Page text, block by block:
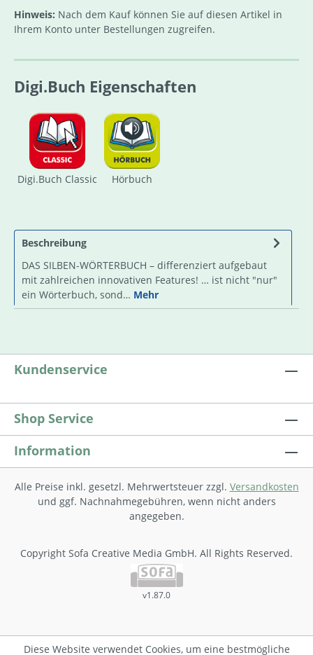
Hinweis: Nach dem Kauf können Sie auf diesen Artikel in
Ihrem Konto unter Bestellungen zugreifen.
Digi.Buch Eigenschaften
Digi.Buch Classic Hörbuch
Beschreibung
DAS SILBEN-WÖRTERBUCH – differenziert aufgebaut
mit zahlreichen innovativen Features! … ist nicht "nur"
ein Wörterbuch, sond… Mehr
Kundenservice
Shop Service
Information
Alle Preise inkl. gesetzl. Mehrwertsteuer zzgl. Versandkosten
und ggf. Nachnahmegebühren, wenn nicht anders
angegeben.
Copyright Sofa Creative Media GmbH. All Rights Reserved.
v1.87.0
Diese Website verwendet Cookies, um eine bestmögliche